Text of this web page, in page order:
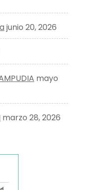
junio 20, 2026
mayo
marzo 28, 2026